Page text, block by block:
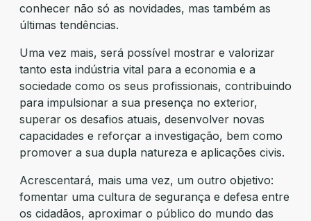
conhecer não só as novidades, mas também as
últimas tendências.
Uma vez mais, será possível mostrar e valorizar
tanto esta indústria vital para a economia e a
sociedade como os seus profissionais, contribuindo
para impulsionar a sua presença no exterior,
superar os desafios atuais, desenvolver novas
capacidades e reforçar a investigação, bem como
promover a sua dupla natureza e aplicações civis.
Acrescentará, mais uma vez, um outro objetivo:
fomentar uma cultura de segurança e defesa entre
os cidadãos, aproximar o público do mundo das